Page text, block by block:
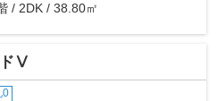
/ 2DK / 38.80㎡
ドⅤ
0